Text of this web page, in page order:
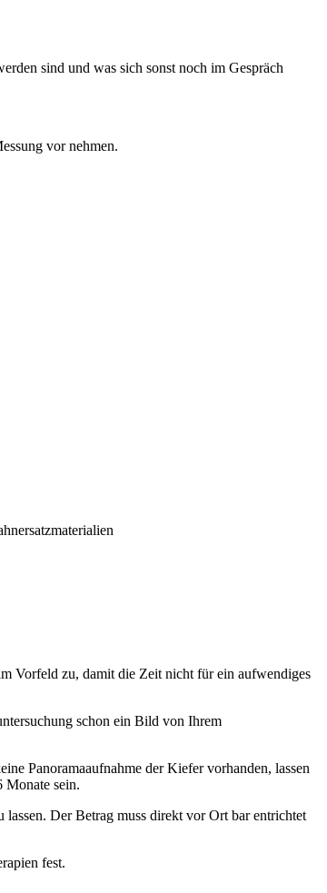
sind und was sich sonst noch im Gespräch
vor nehmen.
Vorfeld zu, damit die Zeit nicht für ein aufwendiges
schon ein Bild von Ihrem
Panoramaaufnahme der Kiefer vorhanden, lassen
Monate sein.
Der Betrag muss direkt vor Ort bar entrichtet
fest.